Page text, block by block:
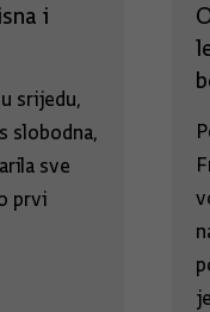
i
srijedu,
slobodna,
sve
prvi